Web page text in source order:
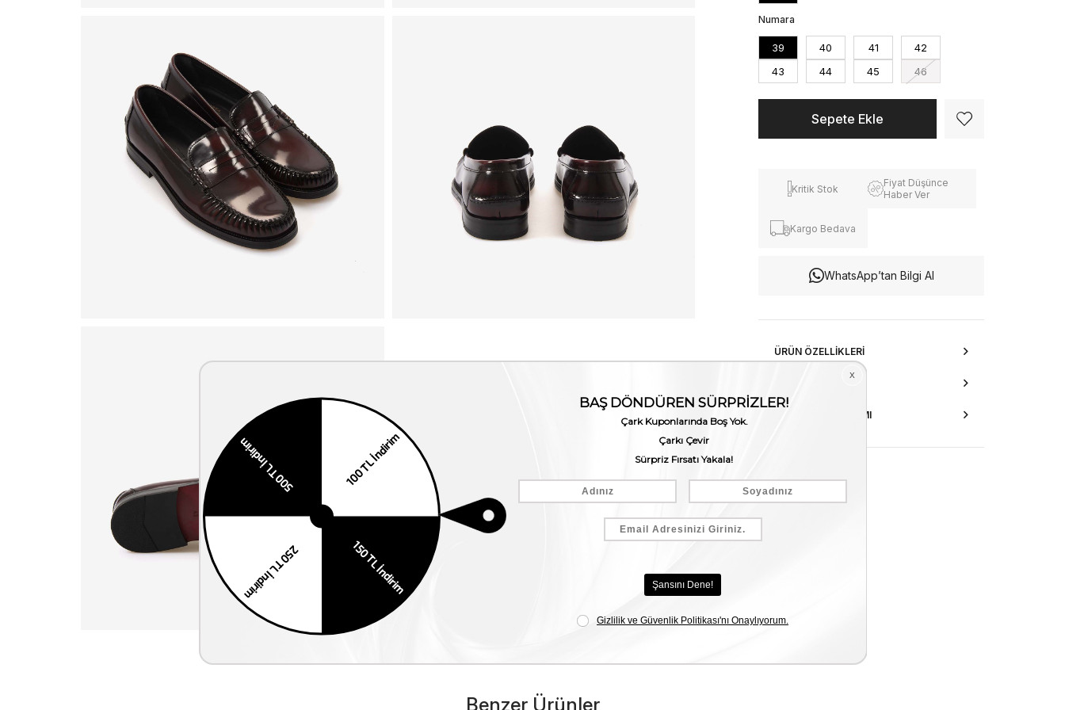
Numara
39 40 41
42
43
44 45 46
Kritik Stok
Fiyat Düşünce
Haber Ver
Kargo Bedava
WhatsApp’tan Bilgi Al
ÜRÜN ÖZELLIKLERI
AKSESUAR ONARIMI
Benzer Ürünler